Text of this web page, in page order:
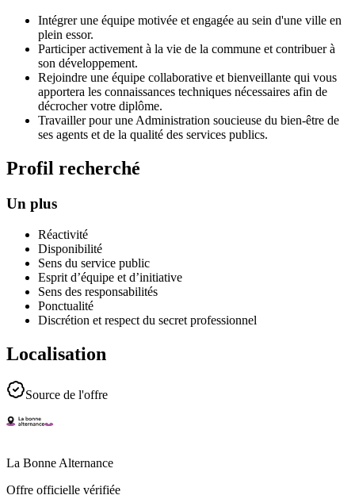
Intégrer une équipe motivée et engagée au sein d'une ville en
plein essor.
Participer activement à la vie de la commune et contribuer à
son développement.
Rejoindre une équipe collaborative et bienveillante qui vous
apportera les connaissances techniques nécessaires afin de
décrocher votre diplôme.
Travailler pour une Administration soucieuse du bien-être de
ses agents et de la qualité des services publics.
Profil recherché
Un plus
Réactivité
Disponibilité
Sens du service public
Esprit d’équipe et d’initiative
Sens des responsabilités
Ponctualité
Discrétion et respect du secret professionnel
Localisation
Source de l'offre
La Bonne Alternance
Offre officielle vérifiée